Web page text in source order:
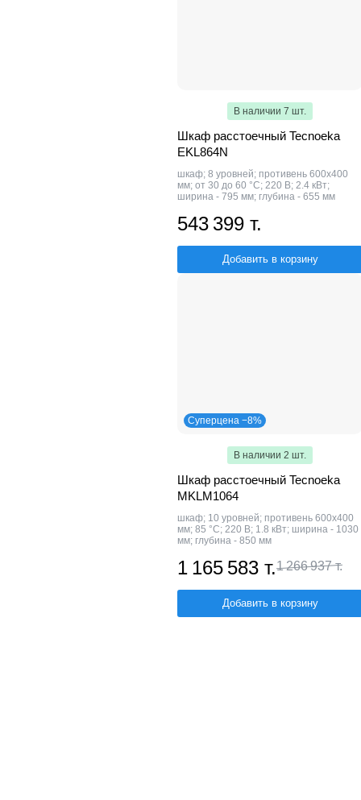
В наличии 7 шт.
Шкаф расстоечный Tecnoeka
EKL864N
шкаф; 8 уровней; противень 600х400
мм; от 30 до 60 °С; 220 В; 2.4 кВт;
ширина - 795 мм; глубина - 655 мм
543 399 т.
Добавить в корзину
Суперцена −8%
В наличии 2 шт.
Шкаф расстоечный Tecnoeka
MKLM1064
шкаф; 10 уровней; противень 600х400
мм; 85 °С; 220 В; 1.8 кВт; ширина - 1030
мм; глубина - 850 мм
1 165 583 т.1 266 937 т.
Добавить в корзину